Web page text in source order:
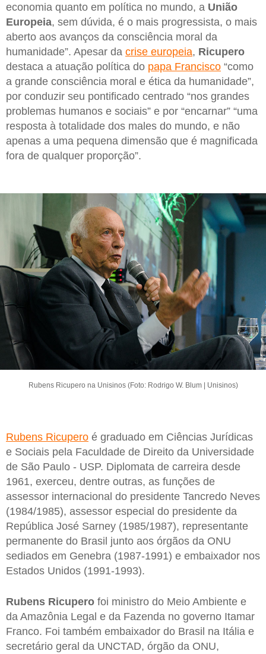
economia quanto em política no mundo, a União
Europeia, sem dúvida, é o mais progressista, o mais
aberto aos avanços da consciência moral da
humanidade”. Apesar da crise europeia, Ricupero
destaca a atuação política do papa Francisco “como
a grande consciência moral e ética da humanidade”,
por conduzir seu pontificado centrado “nos grandes
problemas humanos e sociais” e por “encarnar” “uma
resposta à totalidade dos males do mundo, e não
apenas a uma pequena dimensão que é magnificada
fora de qualquer proporção”.
Rubens Ricupero na Unisinos (Foto: Rodrigo W. Blum | Unisinos)
Rubens Ricupero é graduado em Ciências Jurídicas
e Sociais pela Faculdade de Direito da Universidade
de São Paulo - USP. Diplomata de carreira desde
1961, exerceu, dentre outras, as funções de
assessor internacional do presidente Tancredo Neves
(1984/1985), assessor especial do presidente da
República José Sarney (1985/1987), representante
permanente do Brasil junto aos órgãos da ONU
sediados em Genebra (1987-1991) e embaixador nos
Estados Unidos (1991-1993).
Rubens Ricupero foi ministro do Meio Ambiente e
da Amazônia Legal e da Fazenda no governo Itamar
Franco. Foi também embaixador do Brasil na Itália e
secretário geral da UNCTAD, órgão da ONU,